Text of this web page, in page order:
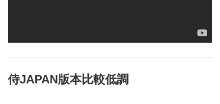
侍JAPAN版本比較低調